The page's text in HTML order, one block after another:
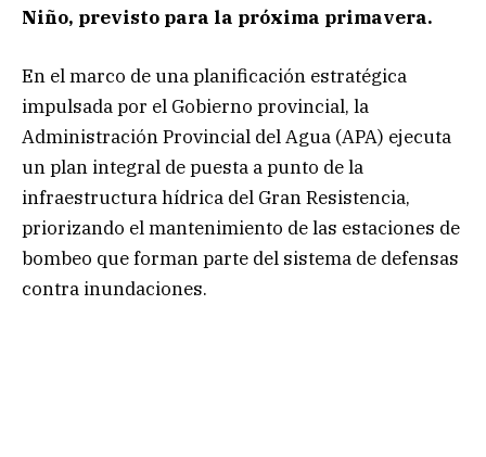
Niño, previsto para la próxima primavera.
En el marco de una planificación estratégica
impulsada por el Gobierno provincial, la
Administración Provincial del Agua (APA) ejecuta
un plan integral de puesta a punto de la
infraestructura hídrica del Gran Resistencia,
priorizando el mantenimiento de las estaciones de
bombeo que forman parte del sistema de defensas
contra inundaciones.